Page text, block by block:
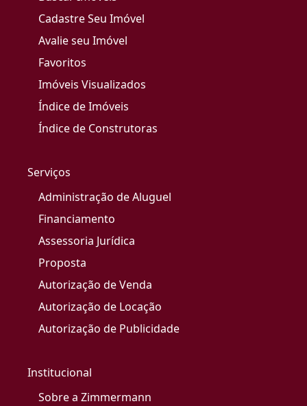
Cadastre Seu Imóvel
Avalie seu Imóvel
Favoritos
Imóveis Visualizados
Índice de Imóveis
Índice de Construtoras
Serviços
Administração de Aluguel
Financiamento
Assessoria Jurídica
Proposta
Autorização de Venda
Autorização de Locação
Autorização de Publicidade
Institucional
Sobre a Zimmermann